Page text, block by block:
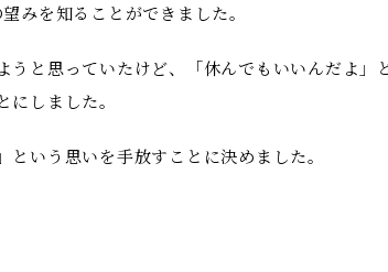
みを知ることができました。
うと思っていたけど、「休んでもいいんだよ」
しました。
という思いを手放すことに決めました。